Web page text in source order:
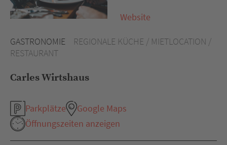
GASTRONOMIE
REGIONALE KÜCHE / MIETLOCATION /
RESTAURANT
Carles Wirtshaus
Parkplätze
Google Maps
Öffnungszeiten anzeigen
Website